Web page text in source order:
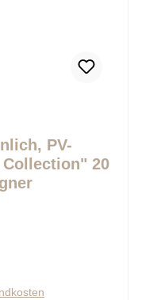
PV-
Collection" 20